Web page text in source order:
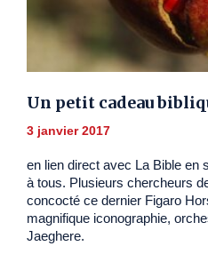
Un petit cadeau
3 janvier 2017
en lien direct avec La Bible en
à tous. Plusieurs chercheurs
concocté ce dernier Figaro
magnifique iconographie,
Jaeghere.